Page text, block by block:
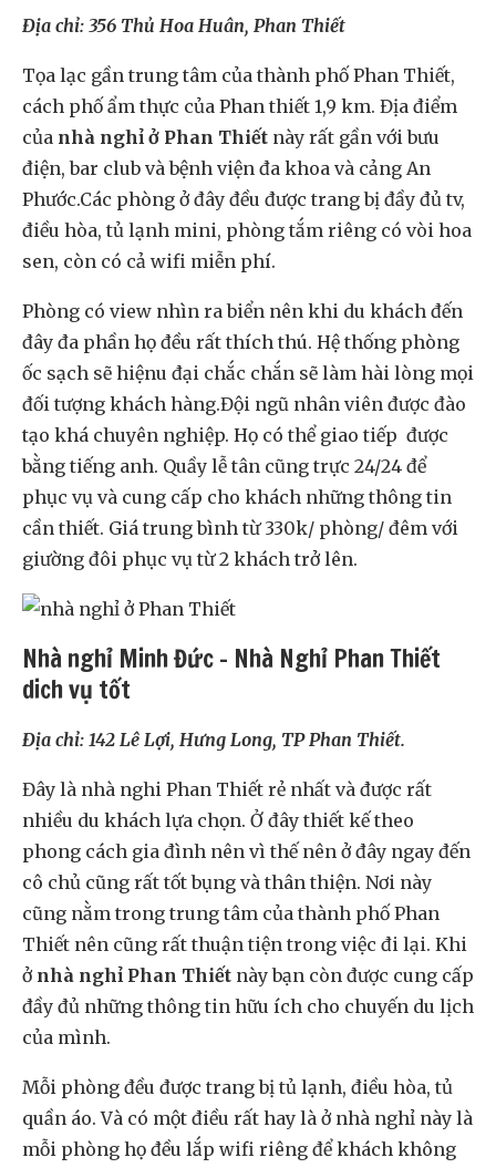
Địa chỉ: 356 Thủ Hoa Huân, Phan Thiết
Tọa lạc gần trung tâm của thành phố Phan Thiết,
cách phố ẩm thực của Phan thiết 1,9 km. Địa điểm
của nhà nghỉ ở Phan Thiết này rất gần với bưu
điện, bar club và bệnh viện đa khoa và cảng An
Phước.Các phòng ở đây đều được trang bị đầy đủ tv,
điều hòa, tủ lạnh mini, phòng tắm riêng có vòi hoa
sen, còn có cả wifi miễn phí.
Phòng có view nhìn ra biển nên khi du khách đến
đây đa phần họ đều rất thích thú. Hệ thống phòng
ốc sạch sẽ hiệnu đại chắc chắn sẽ làm hài lòng mọi
đối tượng khách hàng.Đội ngũ nhân viên được đào
tạo khá chuyên nghiệp. Họ có thể giao tiếp được
bằng tiếng anh. Quầy lễ tân cũng trực 24/24 để
phục vụ và cung cấp cho khách những thông tin
cần thiết. Giá trung bình từ 330k/ phòng/ đêm với
giường đôi phục vụ từ 2 khách trở lên.
Nhà nghỉ Minh Đức – Nhà Nghỉ Phan Thiết
dich vụ tốt
Địa chỉ: 142 Lê Lợi, Hưng Long, TP Phan Thiết.
Đây là nhà nghi Phan Thiết rẻ nhất và được rất
nhiều du khách lựa chọn. Ở đây thiết kế theo
phong cách gia đình nên vì thế nên ở đây ngay đến
cô chủ cũng rất tốt bụng và thân thiện. Nơi này
cũng nằm trong trung tâm của thành phố Phan
Thiết nên cũng rất thuận tiện trong việc đi lại. Khi
ở nhà nghỉ Phan Thiết này bạn còn được cung cấp
đầy đủ những thông tin hữu ích cho chuyến du lịch
của mình.
Mỗi phòng đều được trang bị tủ lạnh, điều hòa, tủ
quần áo. Và có một điều rất hay là ở nhà nghỉ này là
mỗi phòng họ đều lắp wifi riêng để khách không